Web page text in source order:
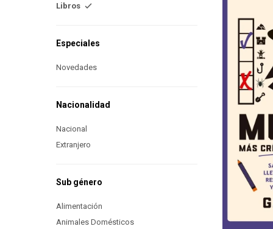
Libros
Especiales
Novedades
Nacionalidad
Nacional
Extranjero
Sub género
Alimentación
Animales Domésticos